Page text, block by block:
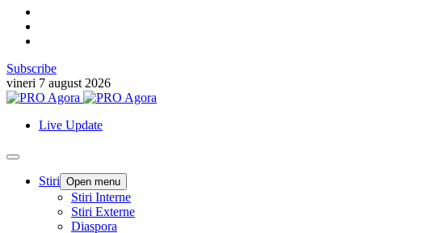
Subscribe
vineri 7 august 2026
Live Update
Stiri Open menu
Stiri Interne
Stiri Externe
Diaspora